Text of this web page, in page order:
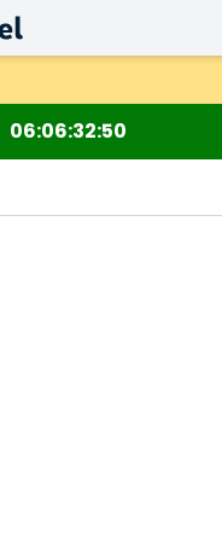
06063249